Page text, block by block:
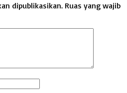
dipublikasikan. Ruas yang wajib